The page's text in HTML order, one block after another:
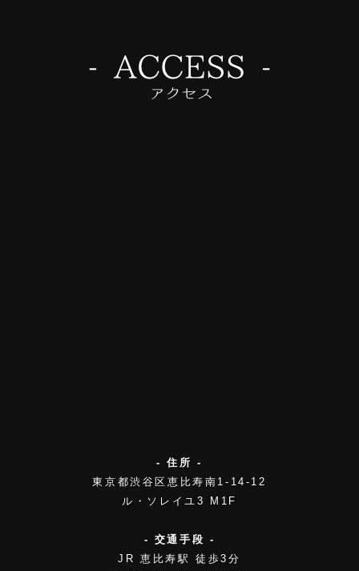
- 住所 -
東京都渋谷区恵比寿南1-14-12
ル・ソレイユ3 M1F
- 交通手段 -
JR 恵比寿駅 徒歩3分